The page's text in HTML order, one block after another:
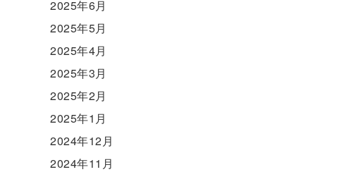
2025年6月
2025年5月
2025年4月
2025年3月
2025年2月
2025年1月
2024年12月
2024年11月